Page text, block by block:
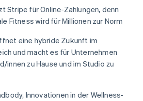
Stripe für Online-Zahlungen, denn
Fitness wird für Millionen zur Norm
eine hybride Zukunft im
und macht es für Unternehmen
innen zu Hause und im Studio zu
Innovationen in der Wellness-